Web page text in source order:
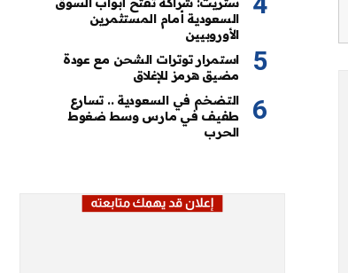
السعودية أمام المستثمرين
الأوروبيين
استمرار توترات الشحن مع عودة
مضيق هرمز للإغلاق
التضخم في السعودية .. تسارع
طفيف في مارس وسط ضغوط
الحرب